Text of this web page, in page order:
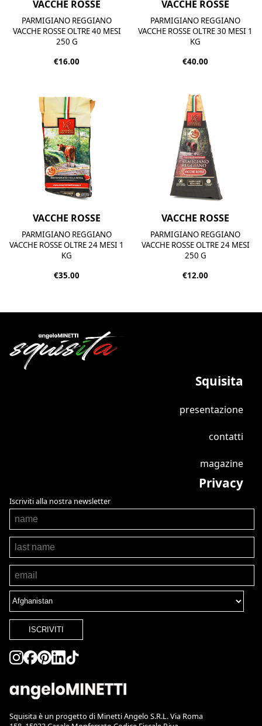
VACCHE ROSSE
PARMIGIANO REGGIANO
VACCHE ROSSE OLTRE 40 MESI
250 G
€16.00
VACCHE ROSSE
PARMIGIANO REGGIANO
VACCHE ROSSE OLTRE 30 MESI 1
KG
€40.00
VACCHE ROSSE
PARMIGIANO REGGIANO
VACCHE ROSSE OLTRE 24 MESI 1
KG
€35.00
VACCHE ROSSE
PARMIGIANO REGGIANO
VACCHE ROSSE OLTRE 24 MESI
250 G
€12.00
Squisita
presentazione
contatti
magazine
Privacy
Iscriviti alla nostra newsletter
ISCRIVITI
Squisita è un progetto di Minetti Angelo S.R.L. Via Roma